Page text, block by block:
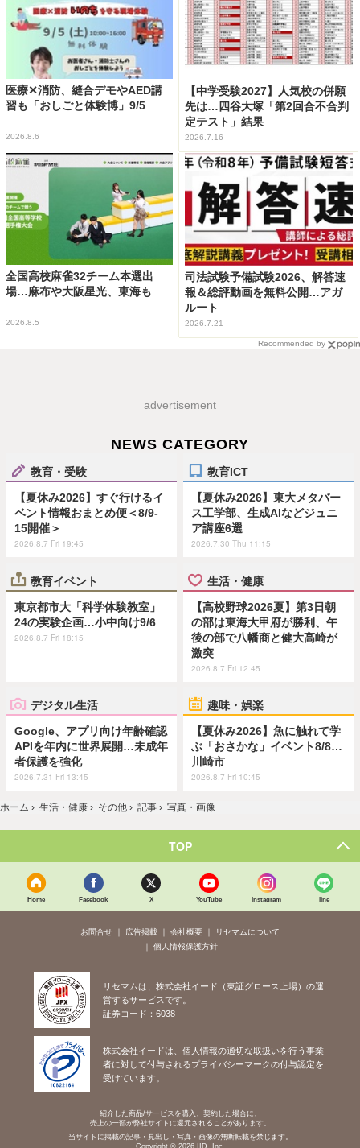
医療✕消防、縫合デモやAED講
習も「おしごと体験博」9/5
2026.8.6
【中学受験2027】人気校の併願
先は…四谷大塚「第2回合不合判
定テスト」結果
2026.7.16
全国高校麻雀32チーム本選出
場…麻布や大阪星光、東海も
2026.8.5
司法試験予備試験2026、解答速
報＆総評動画を無料公開…アガ
ルート
2026.7.21
Recommended by
advertisement
NEWS CATEGORY
教育・受験
【夏休み2026】すぐ行けるイ
ベント情報おまとめ便＜8/9-
15開催＞
2026.8.7 Fri 19:45
教育ICT
【夏休み2026】東大メタバー
ス工学部、生成AIなどジュニ
ア講座6選
2026.7.30 Thu 11:15
教育イベント
東京都市大「科学体験教室」
24の実験企画…小中向け9/6
2026.8.7 Fri 18:15
生活・健康
【高校野球2026夏】第3日朝
の部は東海大甲府が勝利、午
後の部で八幡商と健大高崎が
激突
2026.8.7 Fri 12:45
デジタル生活
Google、アプリ向け年齢確認
APIを年内に世界展開…未成年
者保護を強化
2026.7.31 Fri 13:45
趣味・娯楽
【夏休み2026】魚に触れて学
ぶ「おさかな」イベント8/8…
川崎市
2026.8.7 Fri 10:45
ホーム › 生活・健康 › その他 › 記事 › 写真・画像
TOP
Home Facebook X YouTube Instagram line
お問合せ 広告掲載 会社概要
リセマムについて
個人情報保護方針
リセマムは、株式会社イード（東証グロース上場）の運
営するサービスです。
証券コード：6038
株式会社イードは、個人情報の適切な取扱いを行う事業
者に対して付与されるプライバシーマークの付与認定を
受けています。
紹介した商品/サービスを購入、契約した場合に、
売上の一部が弊社サイトに還元されることがあります。
当サイトに掲載の記事・見出し・写真・画像の無断転載を禁じます。